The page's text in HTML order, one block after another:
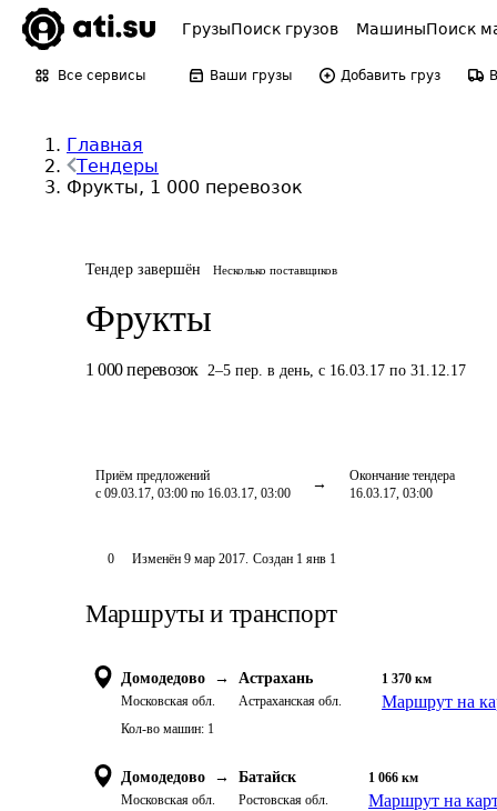
ГрузыПоиск грузов МашиныПоиск
Все сервисы Ваши грузы Добавить груз
Главная
Тендеры
Фрукты, 1 000 перевозок
Тендер завершён Несколько поставщиков
Фрукты
1 000 перевозок 2–5 пер. в день, с 16.03.17 по 31.12.17
Приём предложений
с 09.03.17, 03:00 по 16.03.17, 03:00
Окончание тендера
16.03.17, 03:00
0 Изменён 9 мар 2017. Создан 1 янв 1
Маршруты и транспорт
Домодедово →
Московская обл.
Астрахань
Астраханская обл.
1 370 км
Маршрут на
Кол-во машин: 1
Домодедово →
Московская обл.
Батайск
Ростовская обл.
1 066 км
Маршрут на